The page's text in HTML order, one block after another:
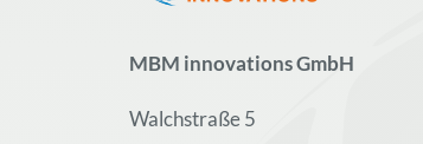
MBM innovations GmbH
Walchstraße 5